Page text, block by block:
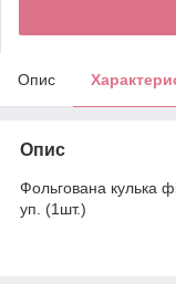
Опис
Опис
Фольгована кулька
уп. (1шт.)